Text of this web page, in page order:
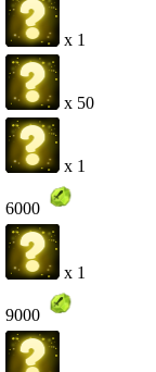
x 1
x 50
x 1
6000
x 1
9000